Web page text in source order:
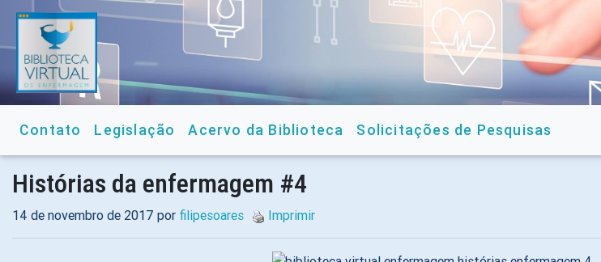
Contato Legislação Acervo da Biblioteca Solicitações de Pesquisas
Histórias da enfermagem #4
14 de novembro de 2017 por filipesoares Imprimir